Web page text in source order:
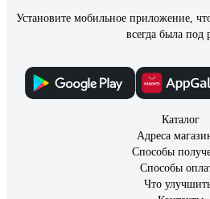
Установите мобильное приложение,
всегда была под
Каталог
Адреса
Способы
Способы
Что